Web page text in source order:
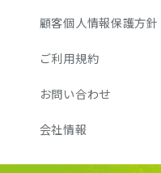
顧客個人情報保護方針
ご利用規約
お問い合わせ
会社情報